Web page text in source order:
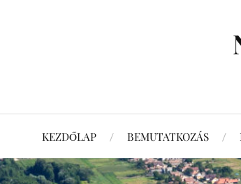
KEZDŐLAP BEMUTATKOZÁS